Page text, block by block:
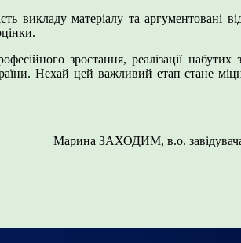
викладу матеріалу та аргументовані
зростання, реалізації набутих
Нехай цей важливий етап стане
Марина ЗАХОДИМ, в.о.